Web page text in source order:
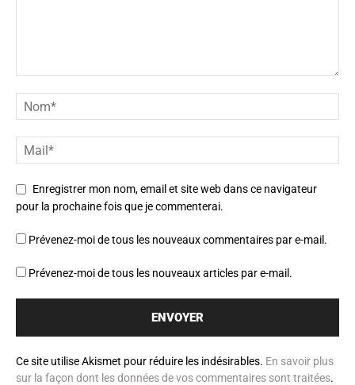
Enregistrer mon nom, email et site web dans ce navigateur
pour la prochaine fois que je commenterai.
Prévenez-moi de tous les nouveaux commentaires par e-mail.
Prévenez-moi de tous les nouveaux articles par e-mail.
Ce site utilise Akismet pour réduire les indésirables. En savoir plus
sur la façon dont les données de vos commentaires sont traitées.